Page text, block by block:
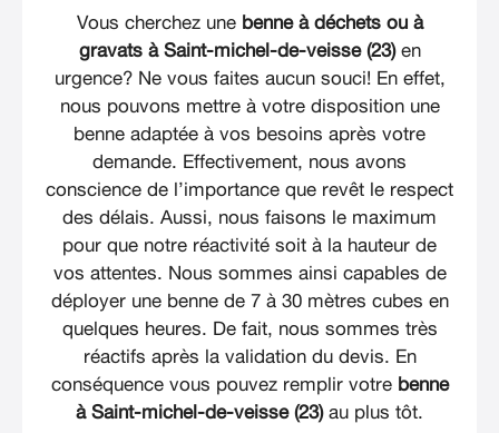
Vous cherchez une benne à déchets ou à
gravats à Saint-michel-de-veisse (23)en
urgence? Ne vous faites aucun souci! En effet,
nous pouvons mettre à votre disposition une
benne adaptée à vos besoins après votre
demande. Effectivement, nous avons
conscience de l’importance que revêt le respect
des délais. Aussi, nous faisons le maximum
pour que notre réactivité soit à la hauteur de
vos attentes. Nous sommes ainsi capables de
déployer une benne de 7 à 30 mètres cubes en
quelques heures. De fait, nous sommes très
réactifs après la validation du devis. En
conséquence vous pouvez remplir votre benne
à Saint-michel-de-veisse (23)au plus tôt.